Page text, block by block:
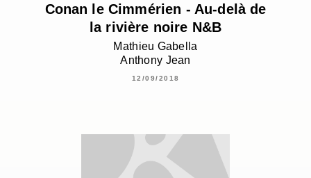
Conan le Cimmérien - Au-delà de
la rivière noire N&B
Mathieu Gabella
Anthony Jean
12/09/2018